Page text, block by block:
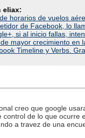
eliax:
horarios de vuelos
de Facebook, lo
si al inicio fallas,
mayor crecimiento en
Timeline y Verbs.
creo que google
control de lo que ocurre
a travez de una